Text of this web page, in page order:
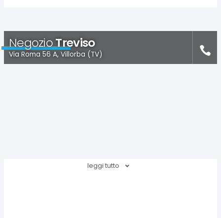
NegozioTreviso
Via Roma 56 A, Villorba (TV)
leggi tutto